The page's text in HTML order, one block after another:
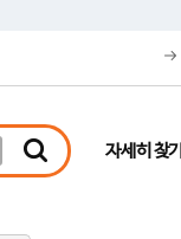
자세히 찾기